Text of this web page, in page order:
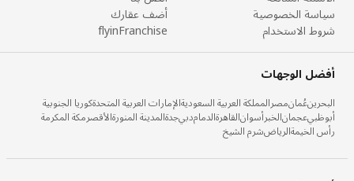
سياسة الخصوصية
شروط الاستخدام
أضف عقارك
flyinFranchise
أفضل الوجهات
البحرينعُمانمصرالمملكة العربية السعوديةالإمارات العربية المتحدةكوريا الجنوبية
أبوظبيعجمانالخبرأسوانالقاهرةالدمامدبيجدةالمدينة المنورةالأقصرمكة المكرمة
رأس الخيمةالرياضشرم الشيخ